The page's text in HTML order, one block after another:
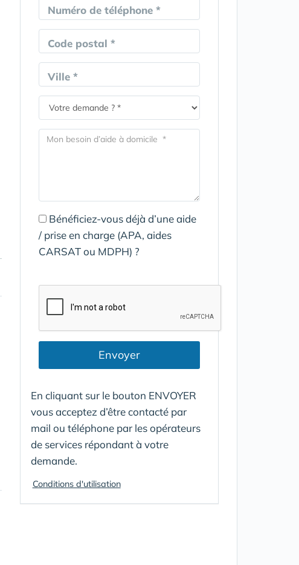
Numéro de téléphone *
Code postal *
Ville *
Bénéficiez-vous déjà d’une aide
/ prise en charge (APA, aides
CARSAT ou MDPH) ?
Envoyer
En cliquant sur le bouton ENVOYER
vous acceptez d’être contacté par
mail ou téléphone par les opérateurs
de services répondant à votre
demande.
Conditions d'utilisation